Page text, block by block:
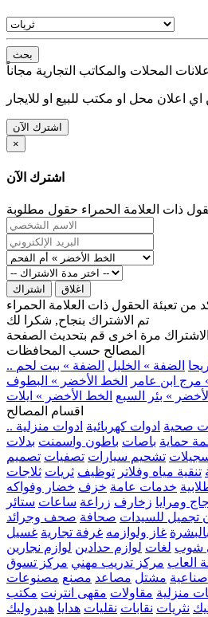
بحث
اعلان محل او مكتب للبيع او للايجار
اشترك الآن
×
اشترك الآن
ذات العلامة الحمراء حقول مطلوبة
اشتراك اغلاق
من تعبئة الحقول ذات العلامة الحمراء
تم الاشتراك بنجاح, شكرا لك
مرة اخرى قم بتحديث الصفحة
المصالح حسب المحافظات
الضفة » الخليل الضفة » بيت لحم
مرج ابن عامر
الخط الأخضر » البطوف
» بئر السبع الخط الأخضر » ايلات
اقسام المصالح
صحية ادوات كهربائية ادوات منزلية
حماية باصات باطون واسمنت بدلات
تشحيم سيارات تصفيات تصميم
تنقية مياه وفلاتر توظيف ثريات ثلاجات
خدمات عامة خزف خضار وفواكه
ومرايا زخارف زراعة ساعات ستائر
تجميل للسيدات صحافة صحف وجرائد
غاز ولوازمه غرفة تجارية غسيل
شوب لغات لوازم حدادين لوازم نجارين
العاب مركز تدريب مهني مركز تسوق
مشتل مصاعد مصنع مصنوعات
منزلية مقاولات مقهى انترنت مكتب
نثريات نقابات نقليات هدايا هيدروليك